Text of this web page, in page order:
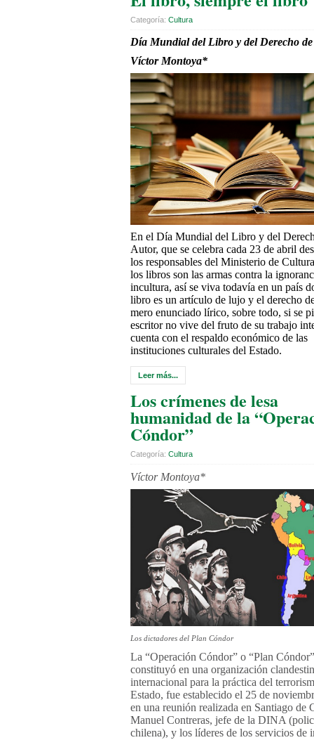
Categoría: Cultura
Día Mundial del Libro y del Derecho
Víctor Montoya*
En el Día Mundial del Libro y del
Autor, que se celebra cada 23 de abril
los responsables del Ministerio de
los libros son las armas contra la
incultura, así se viva todavía en un país
libro es un artículo de lujo y el derecho
mero enunciado lírico, sobre todo, si se
escritor no vive del fruto de su trabajo
cuenta con el respaldo económico de las
instituciones culturales del Estado.
Leer más...
Los crímenes de lesa
humanidad de la
Cóndor”
Categoría: Cultura
Víctor Montoya*
Los dictadores del Plan Cóndor
La “Operación Cóndor” o “Plan Cóndor”
constituyó en una organización
internacional para la práctica del
Estado, fue establecido el 25 de
en una reunión realizada en Santiago de
Manuel Contreras, jefe de la DINA
chilena), y los líderes de los servicios de